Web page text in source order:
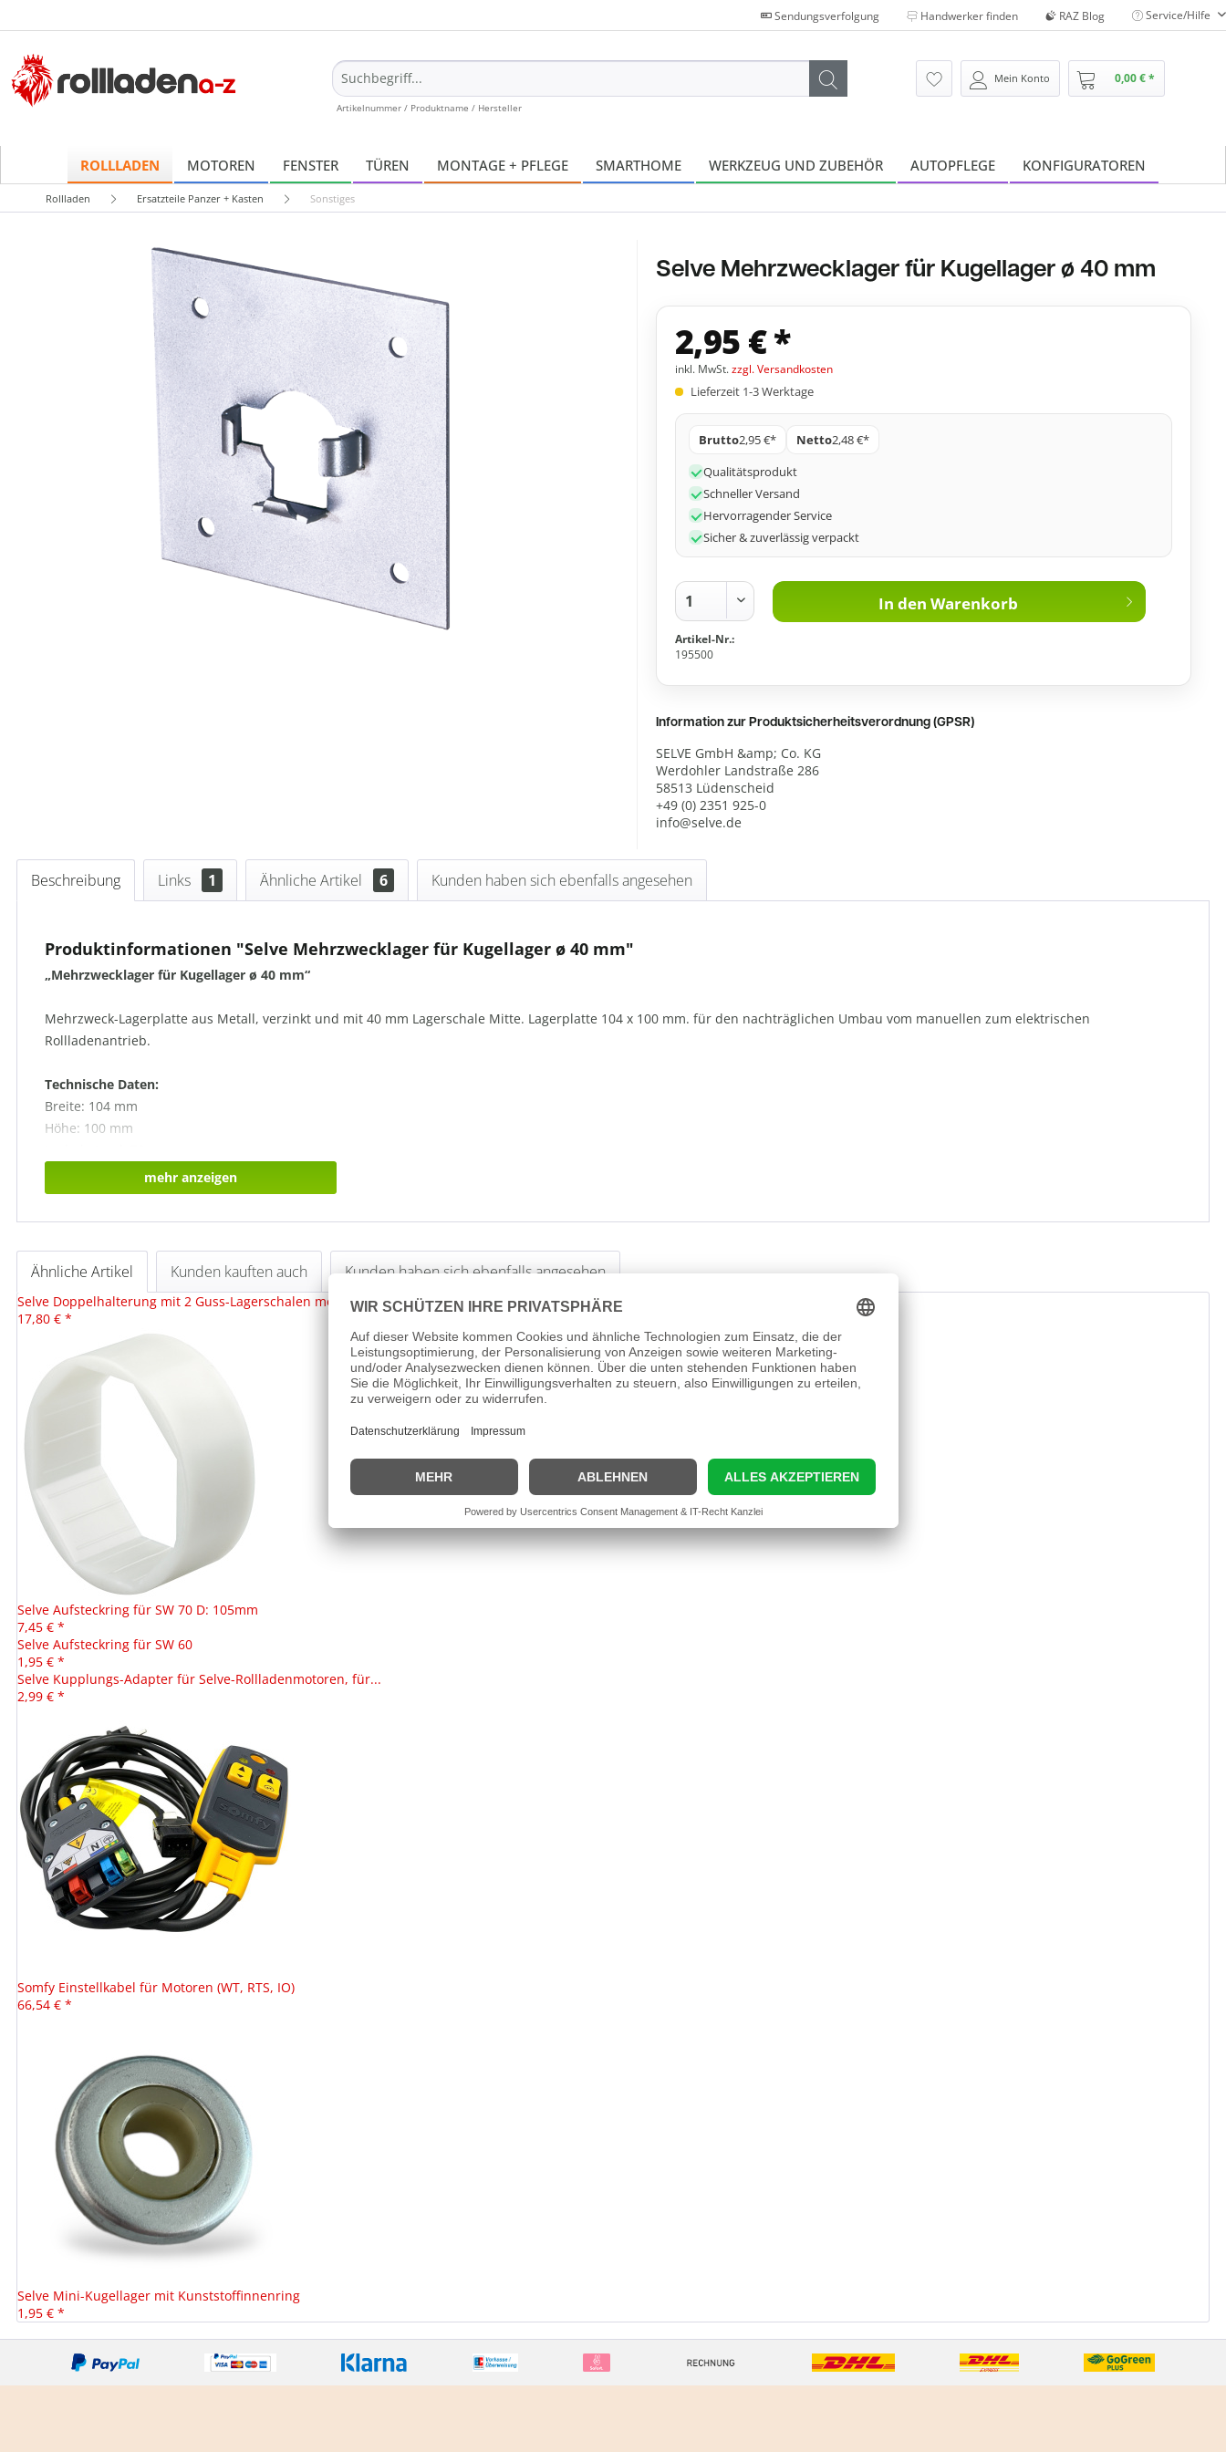
Sendungsverfolgung Handwerker finden RAZ Blog Service/Hilfe
Artikelnummer / Produktname / Hersteller
Mein Konto 0,00 € *
ROLLLADEN MOTOREN FENSTER TÜREN MONTAGE + PFLEGE SMARTHOME WERKZEUG UND ZUBEHÖR AUTOPFLEGE KONFIGURATOREN
Rollladen Ersatzteile Panzer + Kasten Sonstiges
Selve Mehrzwecklager für Kugellager ø 40 mm
2,95 € *
inkl. MwSt.zzgl. Versandkosten
Lieferzeit 1-3 Werktage
Brutto2,95 €* Netto2,48 €*
Qualitätsprodukt
Schneller Versand
Hervorragender Service
Sicher & zuverlässig verpackt
In den Warenkorb
Artikel-Nr.:
195500
Information zur Produktsicherheitsverordnung (GPSR)
SELVE GmbH &amp; Co. KG
Werdohler Landstraße 286
58513 Lüdenscheid
+49 (0) 2351 925-0
info@selve.de
Beschreibung Links 1 Ähnliche Artikel 6 Kunden haben sich ebenfalls angesehen
Produktinformationen "Selve Mehrzwecklager für Kugellager ø 40 mm"
„Mehrzwecklager für Kugellager ø 40 mm“
Mehrzweck-Lagerplatte aus Metall, verzinkt und mit 40 mm Lagerschale Mitte. Lagerplatte 104 x 100 mm. für den nachträglichen Umbau vom manuellen zum elektrischen
Rollladenantrieb.
Technische Daten:
Breite: 104 mm
Höhe: 100 mm
mehr anzeigen
Ähnliche Artikel Kunden kauften auch Kunden haben sich ebenfalls angesehen
Selve Doppelhalterung mit 2 Guss-Lagerschalen montiert, 40 mm
17,80 € *
Selve Aufsteckring für SW 70 D: 105mm
7,45 € *
Selve Aufsteckring für SW 60
1,95 € *
Selve Kupplungs-Adapter für Selve-Rollladenmotoren, für...
2,99 € *
Somfy Einstellkabel für Motoren (WT, RTS, IO)
66,54 € *
Selve Mini-Kugellager mit Kunststoffinnenring
1,95 € *